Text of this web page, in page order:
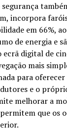
incorpora
em 66%,
de energia e
digital de
mais
para
e o
melhorar a
que os